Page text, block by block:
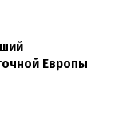
Европы